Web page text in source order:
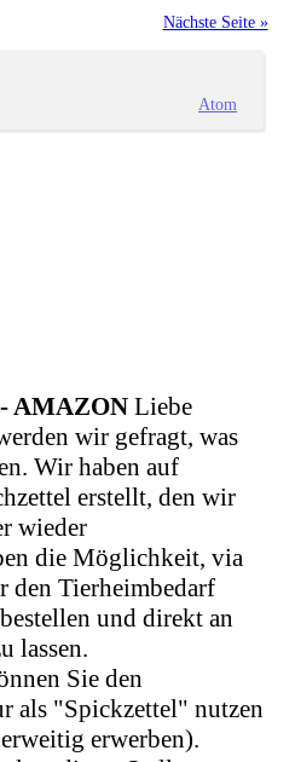
Nächste Seite »
Atom
AMAZONLiebe
wir gefragt, was
Wir haben auf
erstellt, den wir
wieder
die Möglichkeit, via
den Tierheimbedarf
und direkt an
lassen.
Sie den
als "Spickzettel" nutzen
erwerben).